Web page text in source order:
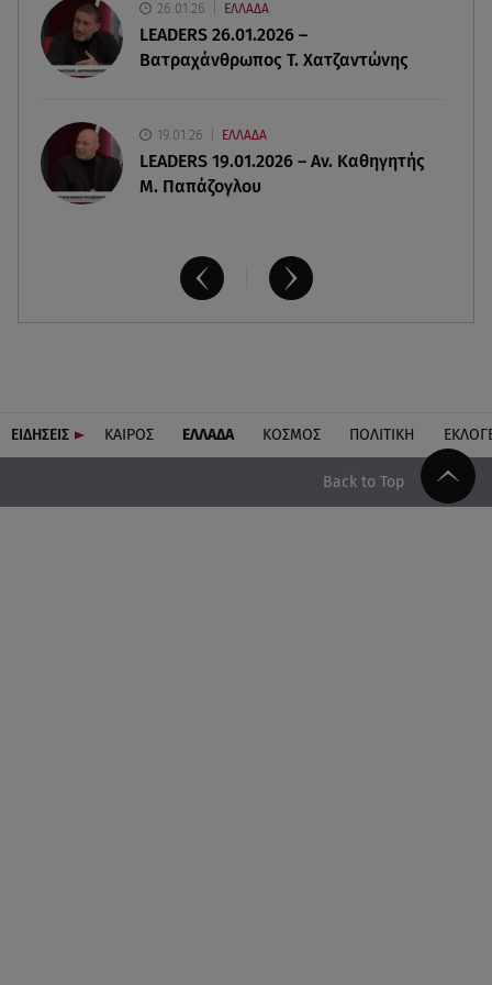
αποτελέσματα26.01.26 ΕΛΛΑΔΑ
LEADERS 26.01.2026 –
Βατραχάνθρωπος Τ. Χατζαντώνης
19.01.26 ΕΛΛΑΔΑ
LEADERS 19.01.2026 – Αν. Καθηγητής
Μ. Παπάζογλου
ΕΙΔΗΣΕΙΣ ΚΑΙΡΟΣ ΕΛΛΑΔΑ ΚΟΣΜΟΣ ΠΟΛΙΤΙΚΗ
Back to Top